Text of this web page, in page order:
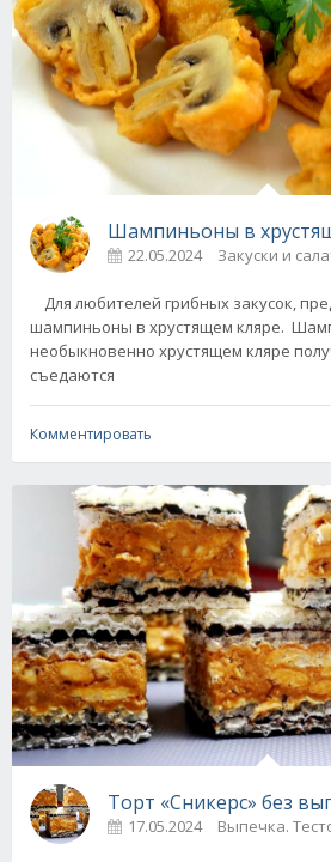
Шампиньоны в
22.05.2024 Закуски и
Для любителей грибных закусок,
шампиньоны в хрустящем кляре.
необыкновенно хрустящем кляре
съедаются
Комментировать
Торт «Сникерс» без
17.05.2024 Выпечка.